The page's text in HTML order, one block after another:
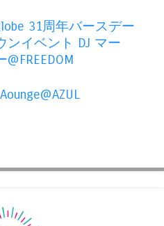
31周年バースデー
ンイベント DJ マー